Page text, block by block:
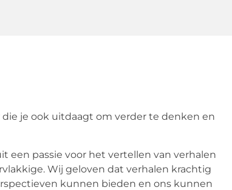
je ook uitdaagt om verder te denken en
een passie voor het vertellen van verhalen
Wij geloven dat verhalen krachtig
kunnen bieden en ons kunnen